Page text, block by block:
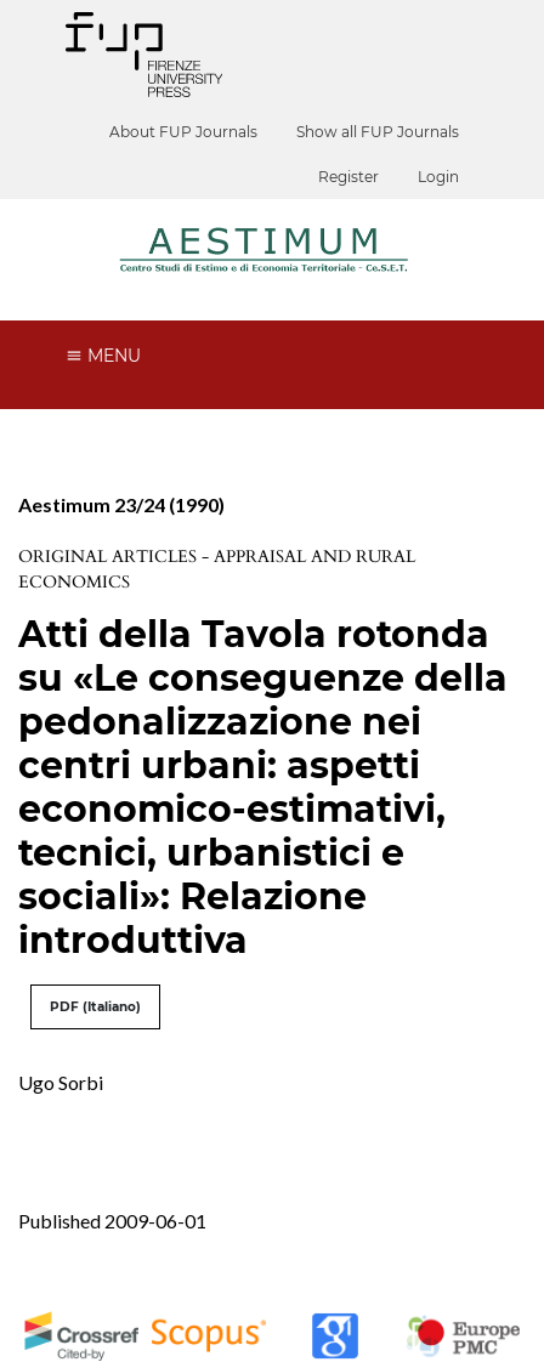
About FUP Journals Show all FUP Journals
Register Login
MENU
Aestimum 23/24 (1990)
ORIGINAL ARTICLES - APPRAISAL AND RURAL
ECONOMICS
Atti della Tavola rotonda
su «Le conseguenze della
pedonalizzazione nei
centri urbani: aspetti
economico-estimativi,
tecnici, urbanistici e
sociali»: Relazione
introduttiva
PDF (Italiano)
Ugo Sorbi
Published 2009-06-01